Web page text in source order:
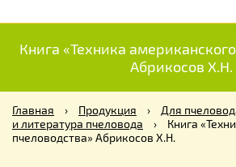
Книга «Техника
Абрикосов Х.Н.
Главная › Продукция › Для
и литература пчеловода
›
Книга
пчеловодства» Абрикосов Х.Н.